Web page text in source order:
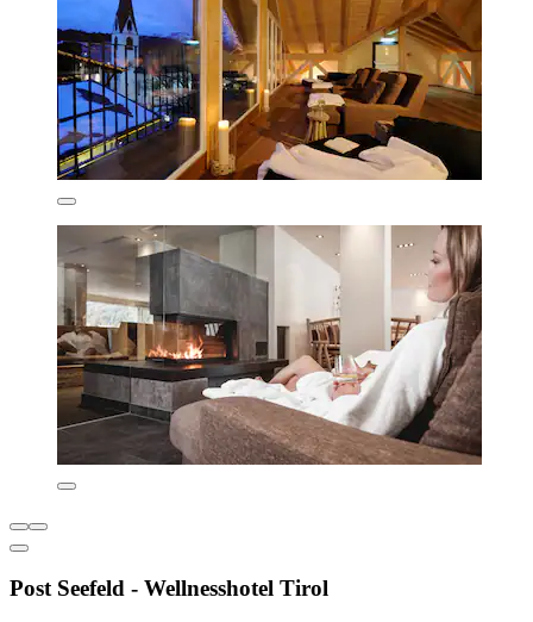
Post Seefeld - Wellnesshotel Tirol